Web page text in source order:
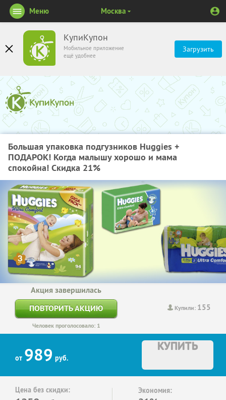
КупиКупон
Мобильное приложение
ещё удобнее
Загрузить
Меню Москва
Большая упаковка подгузников Huggies +
ПОДАРОК! Когда малышу хорошо и мама
спокойна! Скидка 21%
Купили: 155
Акция завершилась
ПОВТОРИТЬ АКЦИЮ
Человек проголосовало: 1
от 989 руб.
КУПИТЬ
Цена без скидки: Экономия: